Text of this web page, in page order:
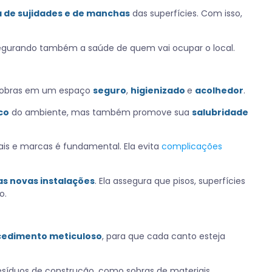
sujidades e de manchas das superfícies. Com isso,
também a saúde de quem vai ocupar o local.
em um espaçoseguro, higienizadoe acolhedor.
do ambiente, mas também promove suasalubridade
e marcas é fundamental. Ela evitacomplicações
novas instalações. Ela assegura que pisos, superfícies
meticuloso, para que cada canto esteja